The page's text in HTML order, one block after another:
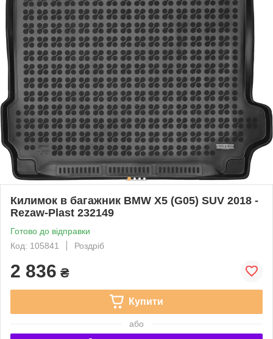
Килимок в багажник BMW X5 (G05) SUV 2018 -
Rezaw-Plast 232149
Готово до відправки
Код: 105841
Роздріб
2 836 ₴
Купити
або